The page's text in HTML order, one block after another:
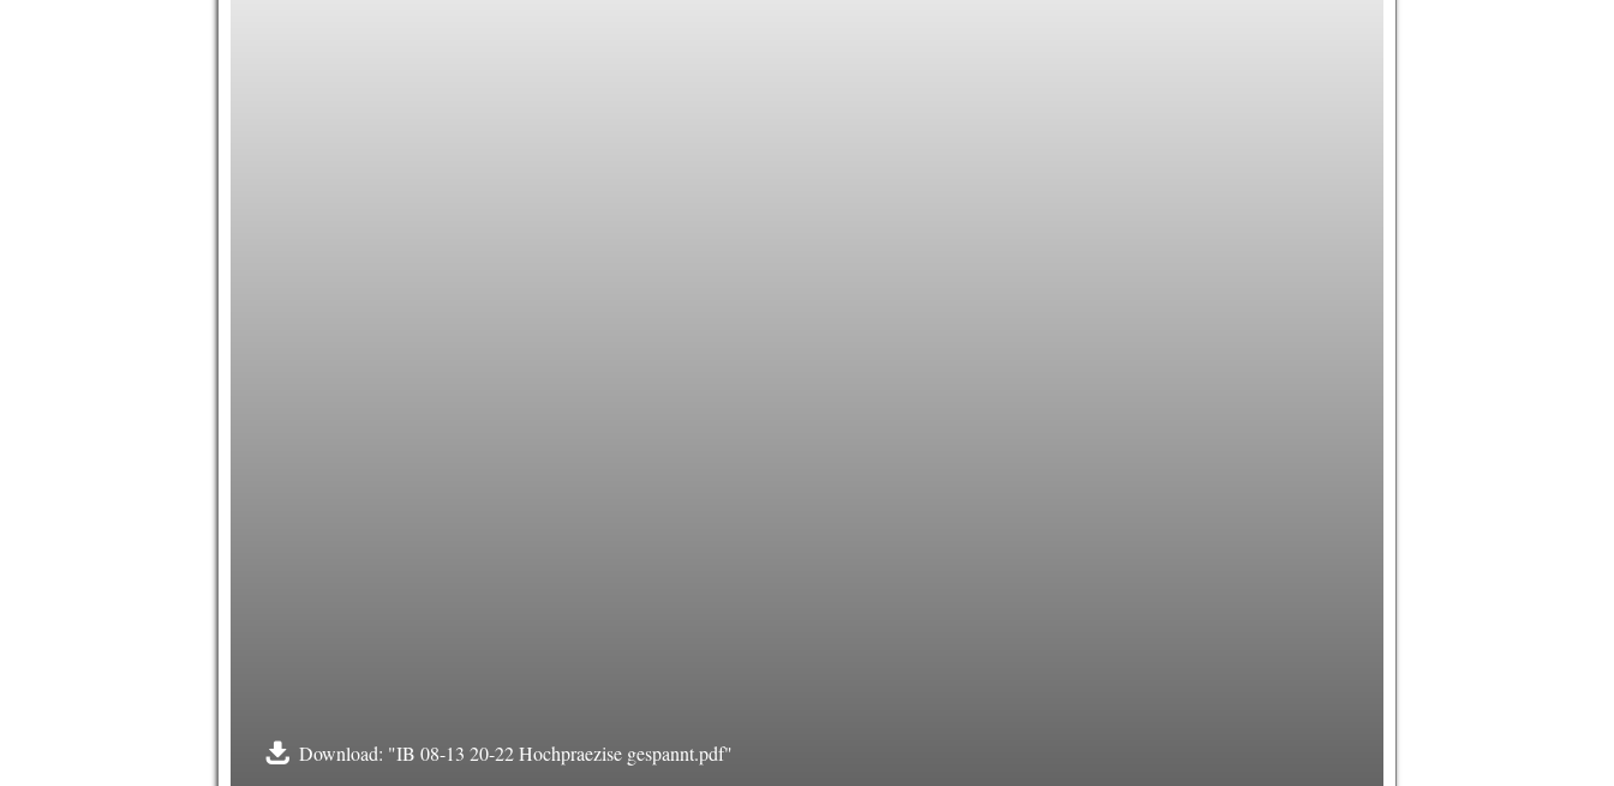
Download: "IB 08-13 20-22 Hochpraezise gespannt.pdf"